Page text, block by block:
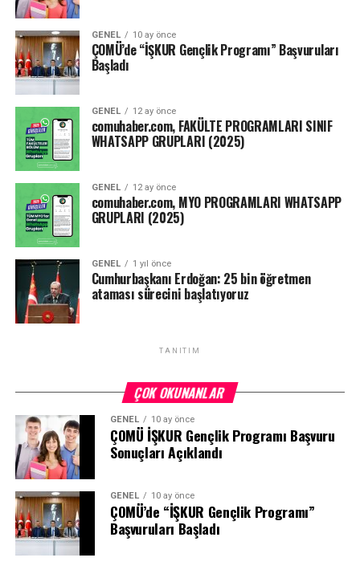
GENEL 10 ay önce
ÇOMÜ’de “İŞKUR Gençlik Programı” Başvuruları
Başladı
GENEL 12 ay önce
comuhaber.com, FAKÜLTE PROGRAMLARI SINIF
WHATSAPP GRUPLARI (2025)
GENEL 12 ay önce
comuhaber.com, MYO PROGRAMLARI WHATSAPP
GRUPLARI (2025)
GENEL 1 yıl önce
Cumhurbaşkanı Erdoğan: 25 bin öğretmen
ataması sürecini başlatıyoruz
TANITIM
ÇOK OKUNANLAR
GENEL 10 ay önce
ÇOMÜ İŞKUR Gençlik Programı Başvuru
Sonuçları Açıklandı
GENEL 10 ay önce
ÇOMÜ’de “İŞKUR Gençlik Programı”
Başvuruları Başladı